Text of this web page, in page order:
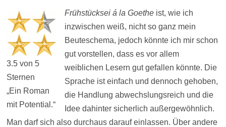
3.5 von 5
Sternen
„Ein Roman
mit Potential.“
Frühstücksei á la Goetheist, wie ich
inzwischen weiß, nicht so ganz mein
Beuteschema, jedoch könnte ich mir schon
gut vorstellen, dass es vor allem
weiblichen Lesern gut gefallen könnte. Die
Sprache ist einfach und dennoch gehoben,
die Handlung abwechslungsreich und die
Idee dahinter sicherlich außergewöhnlich.
Man darf sich also durchaus darauf einlassen. Über andere